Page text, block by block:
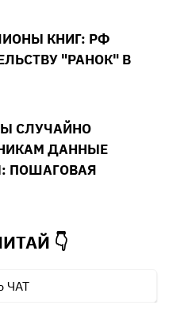
КНИГ: РФ
"РАНОК" В
СЛУЧАЙНО
ДАННЫЕ
ПОШАГОВАЯ
👇
ЧАТ